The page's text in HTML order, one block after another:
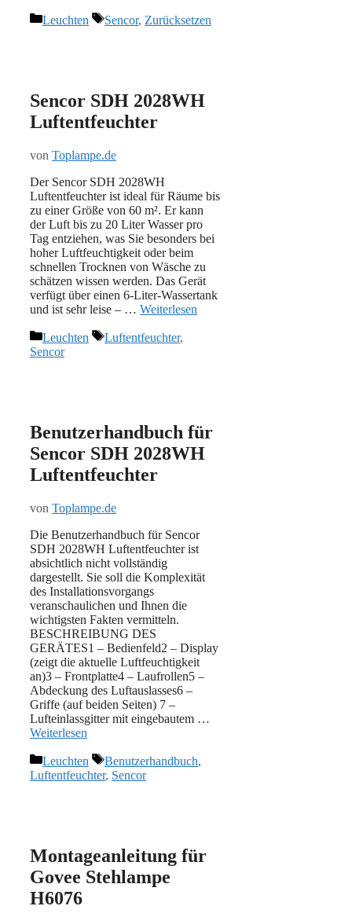
Kategorien
Leuchten Schlagwörter
Sencor, Zurücksetzen
Sencor SDH 2028WH
Luftentfeuchter
von Toplampe.de
Der Sencor SDH 2028WH
Luftentfeuchter ist ideal für Räume bis
zu einer Größe von 60 m². Er kann
der Luft bis zu 20 Liter Wasser pro
Tag entziehen, was Sie besonders bei
hoher Luftfeuchtigkeit oder beim
schnellen Trocknen von Wäsche zu
schätzen wissen werden. Das Gerät
verfügt über einen 6-Liter-Wassertank
und ist sehr leise – … Weiterlesen
Kategorien
Leuchten Schlagwörter
Luftentfeuchter,
Sencor
Benutzerhandbuch für
Sencor SDH 2028WH
Luftentfeuchter
von Toplampe.de
Die Benutzerhandbuch für Sencor
SDH 2028WH Luftentfeuchter ist
absichtlich nicht vollständig
dargestellt. Sie soll die Komplexität
des Installationsvorgangs
veranschaulichen und Ihnen die
wichtigsten Fakten vermitteln.
BESCHREIBUNG DES
GERÄTES1 – Bedienfeld2 – Display
(zeigt die aktuelle Luftfeuchtigkeit
an)3 – Frontplatte4 – Laufrollen5 –
Abdeckung des Luftauslasses6 –
Griffe (auf beiden Seiten) 7 –
Lufteinlassgitter mit eingebautem …
Weiterlesen
Kategorien
Leuchten Schlagwörter
Benutzerhandbuch,
Luftentfeuchter, Sencor
Montageanleitung für
Govee Stehlampe
H6076